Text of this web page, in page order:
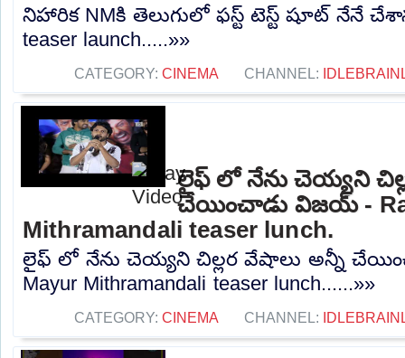
నిహారిక NMకి తెలుగులో ఫస్ట్ టెస్ట్ షూట్ నేనే
teaser launch.....»»
CATEGORY: CINEMA CHANNEL:
లైఫ్ లో నేను చెయ్యని
చేయించాడు విజయ్ -
Mithramandali teaser lunch.
లైఫ్ లో నేను చెయ్యని చిల్లర వేషాలు అన్నీ
Mayur Mithramandali teaser lunch......»»
CATEGORY: CINEMA CHANNEL: